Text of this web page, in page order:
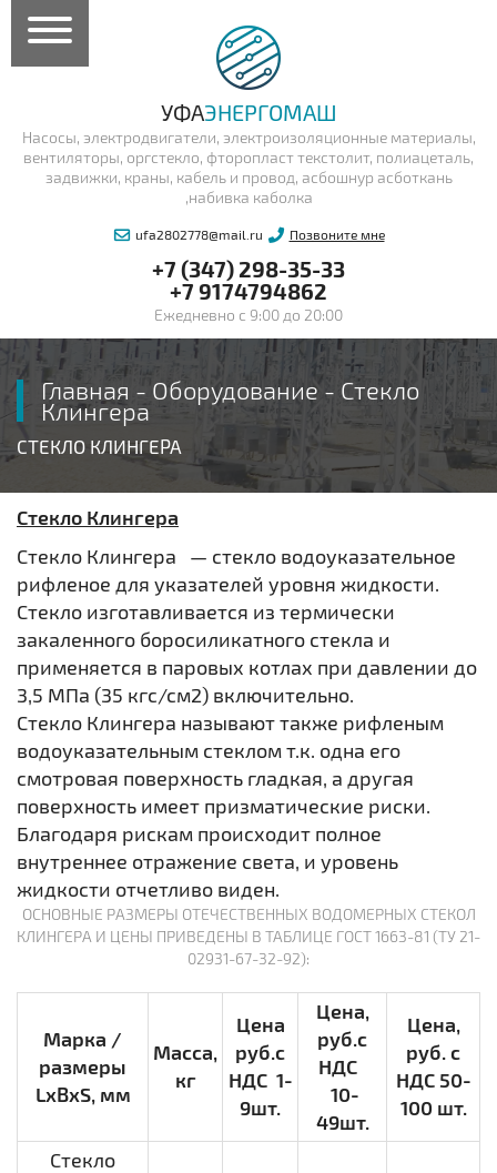
УФАЭНЕРГОМАШ
Насосы, электродвигатели, электроизоляционные материалы,
вентиляторы, оргстекло, фторопласт текстолит, полиацеталь,
задвижки, краны, кабель и провод, асбошнур асботкань
,набивка каболка
ufa2802778@mail.ru Позвоните мне
+7 (347) 298-35-33
+7 9174794862
Ежедневно с 9:00 до 20:00
Главная - Оборудование - Стекло
Клингера
СТЕКЛО КЛИНГЕРА
Стекло Клингера
Стекло Клингера — стекло водоуказательное
рифленое для указателей уровня жидкости.
Стекло изготавливается из термически
закаленного боросиликатного стекла и
применяется в паровых котлах при давлении до
3,5 МПа (35 кгс/см2) включительно.
Стекло Клингера называют также рифленым
водоуказательным стеклом т.к. одна его
смотровая поверхность гладкая, а другая
поверхность имеет призматические риски.
Благодаря рискам происходит полное
внутреннее отражение света, и уровень
жидкости отчетливо виден.
ОСНОВНЫЕ РАЗМЕРЫ ОТЕЧЕСТВЕННЫХ ВОДОМЕРНЫХ СТЕКОЛ
КЛИНГЕРА И ЦЕНЫ ПРИВЕДЕНЫ В ТАБЛИЦЕ ГОСТ 1663-81 (ТУ 21-
02931-67-32-92):
Марка /
размеры
LхBхS, мм
Масса,
кг
Цена
руб.с
НДС 1-
9шт.
Цена,
руб.с
НДС
10-
49шт.
Цена,
руб. с
НДС 50-
100 шт.
Стекло